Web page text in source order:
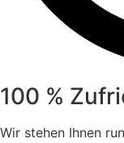
100 %
Wir stehen Ihnen